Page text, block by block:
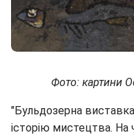
Фото: картини
"Бульдозерна
історію мистецтва. На